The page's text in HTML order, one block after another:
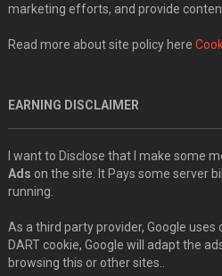
marketing efforts, and provide
Read more about site policy here
EARNING DISCLAIMER
I want to Disclose that I make some
Ads on the site. It Pays some server
running.
As a third party provider, Google uses
DART cookie, Google will adapt the
browsing this or other sites..